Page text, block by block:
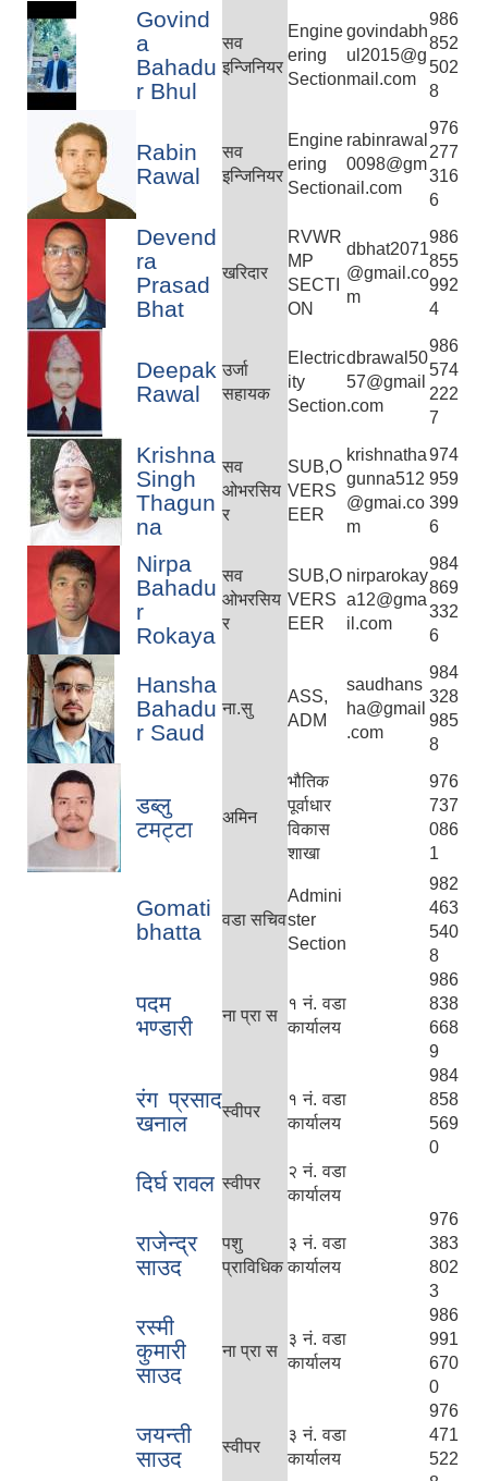
Govind
a
Bahadu
r Bhul
सव
इन्जिनियर
Engine
ering
Section
govindabh
ul2015@g
mail.com
986
852
502
8
Rabin
Rawal
सव
इन्जिनियर
Engine
ering
Section
rabinrawal
0098@gm
ail.com
976
277
316
6
Devend
ra
Prasad
Bhat
खरिदार
RVWR
MP
SECTI
ON
dbhat2071
@gmail.co
m
986
855
992
4
Deepak
Rawal
उर्जा
सहायक
Electric
ity
Section
dbrawal50
57@gmail
.com
986
574
222
7
Krishna
Singh
Thagun
na
सव
ओभरसिय
र
SUB,O
VERS
EER
krishnatha
gunna512
@gmai.co
m
974
959
399
6
Nirpa
Bahadu
r
Rokaya
सव
ओभरसिय
र
SUB,O
VERS
EER
nirparokay
a12@gma
il.com
984
869
332
6
Hansha
Bahadu
r Saud
ना.सु
ASS,
ADM
saudhans
ha@gmail
.com
984
328
985
8
डब्लु
टमट्टा
अमिन
भौतिक
पूर्वाधार
विकास
शाखा
976
737
086
1
Gomati
bhatta
वडा सचिव
Admini
ster
Section
982
463
540
8
पदम
भण्डारी
ना प्रा स
१ नं. वडा
कार्यालय
986
838
668
9
रंग प्रसाद
खनाल
स्वीपर
१ नं. वडा
कार्यालय
984
858
569
0
दिर्घ रावल स्वीपर
२ नं. वडा
कार्यालय
राजेन्द्र
साउद
पशु
प्राविधिक
३ नं. वडा
कार्यालय
976
383
802
3
रस्मी
कुमारी
साउद
ना प्रा स
३ नं. वडा
कार्यालय
986
991
670
0
जयन्ती
साउद
स्वीपर
३ नं. वडा
कार्यालय
976
471
522